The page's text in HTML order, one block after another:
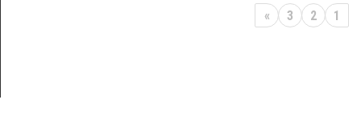
1
2
3
»